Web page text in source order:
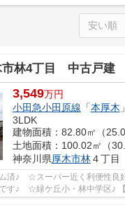
市林4丁目 中古戸建
3,549万円
小田急小田原線 「本厚木
3LDK
建物面積：82.80㎡（
土地面積：100.02㎡（
神奈川県厚木市林４丁目
済♪ ☆スーパー近く利便性
す♪ ☆緑ケ丘小・林中学区♪